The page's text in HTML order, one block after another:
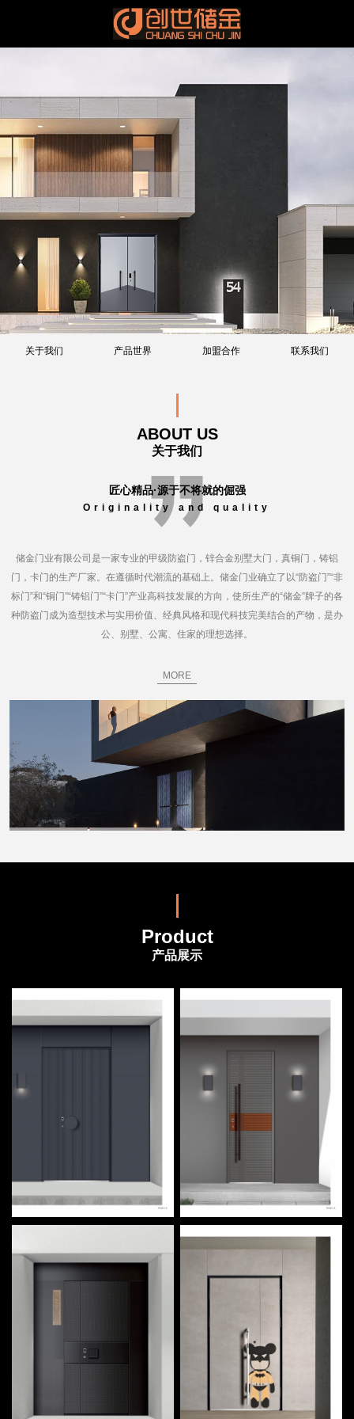
关于我们 产品世界 加盟合作 联系我们
ABOUT US
关于我们
匠心精品·源于不将就的倔强
Originality and quality
储金门业有限公司是一家专业的甲级防盗门，锌合金别墅大门，真铜门，铸铝
门，卡门的生产厂家。在遵循时代潮流的基础上。储金门业确立了以“防盗门”“非
标门”和“铜门”“铸铝门”“卡门”产业高科技发展的方向，使所生产的“储金”牌子的各
种防盗门成为造型技术与实用价值、经典风格和现代科技完美结合的产物，是办
公、别墅、公寓、住家的理想选择。
MORE
Product
产品展示